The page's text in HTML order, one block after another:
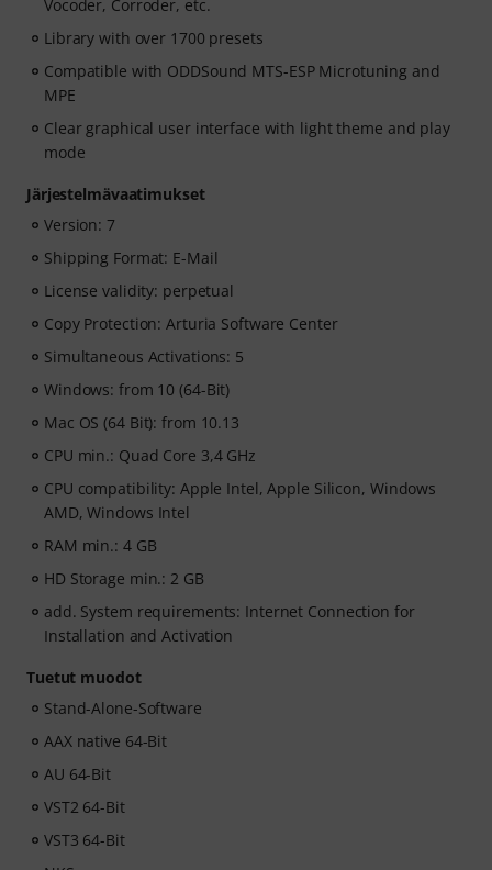
Vocoder, Corroder, etc.
Library with over 1700 presets
Compatible with ODDSound MTS-ESP Microtuning and
MPE
Clear graphical user interface with light theme and play
mode
Järjestelmävaatimukset
Version: 7
Shipping Format: E-Mail
License validity: perpetual
Copy Protection: Arturia Software Center
Simultaneous Activations: 5
Windows: from 10 (64-Bit)
Mac OS (64 Bit): from 10.13
CPU min.: Quad Core 3,4 GHz
CPU compatibility: Apple Intel, Apple Silicon, Windows
AMD, Windows Intel
RAM min.: 4 GB
HD Storage min.: 2 GB
add. System requirements: Internet Connection for
Installation and Activation
Tuetut muodot
Stand-Alone-Software
AAX native 64-Bit
AU 64-Bit
VST2 64-Bit
VST3 64-Bit